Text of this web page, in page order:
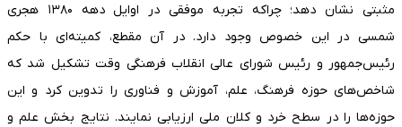
مثبتی نشان دهد؛ چراکه تجربه موفقی در اوایل دهه ۱۳۸۰ هجری
شمسی در این خصوص وجود دارد. در آن مقطع، کمیته‌ای با حکم
رئیس‌جمهور و رئیس شورای عالی انقلاب فرهنگی وقت تشکیل شد که
شاخص‌های حوزه فرهنگ، علم، آموزش و فناوری را تدوین کرد و این
حوزه‌ها را در سطح خرد و کلان ملی ارزیابی نمایند. نتایج بخش علم و